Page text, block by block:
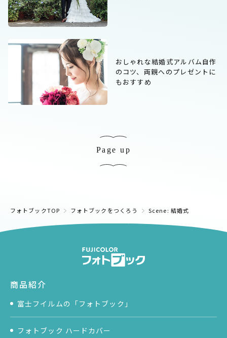
おしゃれな結婚式アルバム自作
のコツ、両親へのプレゼントに
もおすすめ
フォトブックTOP フォトブックをつくろう Scene: 結婚式
Page up
商品紹介
富士フイルムの「フォトブック」
フォトブック ハードカバー